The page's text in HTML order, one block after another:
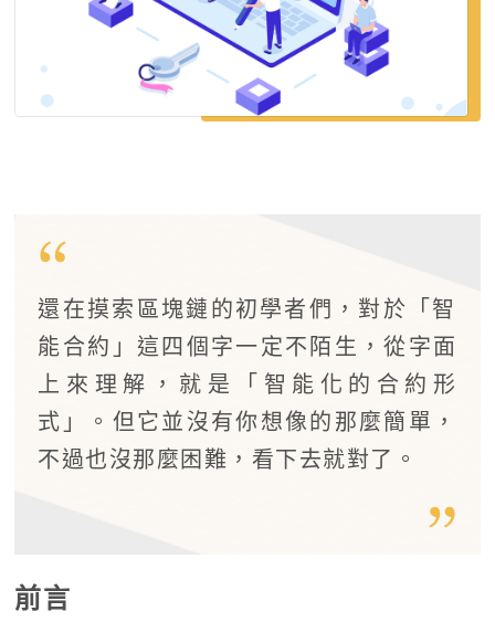
還在摸索區塊鏈的初學者們，對於「智
能合約」這四個字一定不陌生，從字面
上來理解，就是「智能化的合約形
式」。但它並沒有你想像的那麼簡單，
不過也沒那麼困難，看下去就對了。
前言